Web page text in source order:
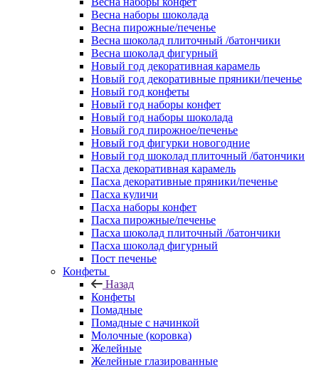
Весна наборы шоколада
Весна пирожные/печенье
Весна шоколад плиточный /батончики
Весна шоколад фигурный
Новый год декоративная карамель
Новый год декоративные пряники/печенье
Новый год конфеты
Новый год наборы конфет
Новый год наборы шоколада
Новый год пирожное/печенье
Новый год фигурки новогодние
Новый год шоколад плиточный /батончики
Пасха декоративная карамель
Пасха декоративные пряники/печенье
Пасха куличи
Пасха наборы конфет
Пасха пирожные/печенье
Пасха шоколад плиточный /батончики
Пасха шоколад фигурный
Пост печенье
Конфеты
Назад
Конфеты
Помадные
Помадные с начинкой
Молочные (коровка)
Желейные
Желейные глазированные